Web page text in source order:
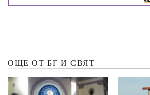
ОЩЕ ОТ БГ И СВЯТ